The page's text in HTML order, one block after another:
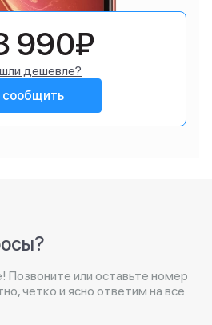
990₽
дешевле?
сообщить
Позвоните или оставьте номер
четко и ясно ответим на все